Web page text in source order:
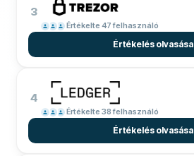
3
Értékelte 47 felhasználó
Értékelés olvasása
4
Értékelte 38 felhasználó
Értékelés olvasása